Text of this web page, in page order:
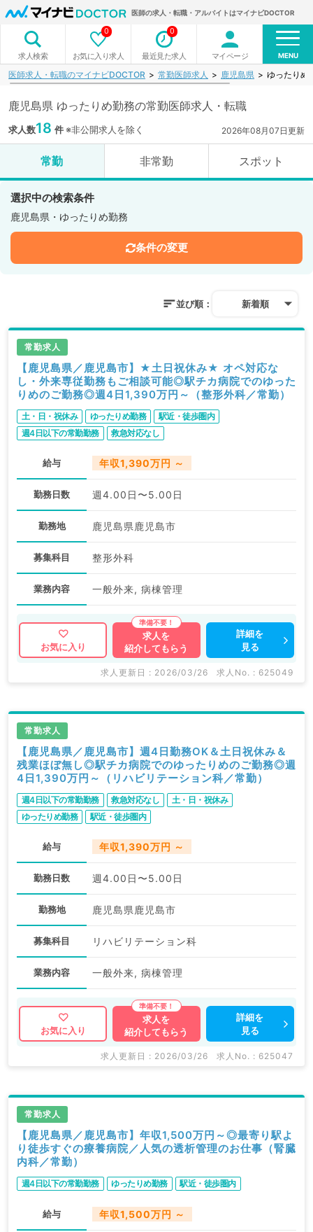
医師の求人・転職・アルバイトはマイナビDOCTOR
求人検索 お気に入り求人
0
最近見た求人
0
マイページ MENU
医師求人・転職のマイナビDOCTOR 常勤医師求人 鹿児島県 ゆったりめ
鹿児島県 ゆったりめ勤務の常勤医師求人・転職
求人数18 件※非公開求人を除く 2026年08月07日更新
常勤 非常勤 スポット
選択中の検索条件
鹿児島県・ゆったりめ勤務
条件の変更
並び順： 新着順
常勤求人
【鹿児島県／鹿児島市】★土日祝休み★ オペ対応な
し・外来専従勤務もご相談可能◎駅チカ病院でのゆった
りめのご勤務◎週4日1,390万円～（整形外科／常勤）
土・日・祝休み ゆったりめ勤務
駅近・徒歩圏内
週4日以下の常勤勤務
救急対応なし
給与 年収1,390万円 ～
勤務日数 週4.00日〜5.00日
勤務地 鹿児島県鹿児島市
募集科目 整形外科
業務内容 一般外来, 病棟管理
お気に入り
求人を
紹介してもらう
詳細を
見る
求人更新日 : 2026/03/26 求人No. : 625049
常勤求人
【鹿児島県／鹿児島市】週4日勤務OK＆土日祝休み＆
残業ほぼ無し◎駅チカ病院でのゆったりめのご勤務◎週
4日1,390万円～（リハビリテーション科／常勤）
週4日以下の常勤勤務 救急対応なし
土・日・祝休み
ゆったりめ勤務
駅近・徒歩圏内
給与 年収1,390万円 ～
勤務日数 週4.00日〜5.00日
勤務地 鹿児島県鹿児島市
募集科目 リハビリテーション科
業務内容 一般外来, 病棟管理
お気に入り
求人を
紹介してもらう
詳細を
見る
求人更新日 : 2026/03/26 求人No. : 625047
常勤求人
【鹿児島県／鹿児島市】年収1,500万円～◎最寄り駅よ
り徒歩すぐの療養病院／人気の透析管理のお仕事（腎臓
内科／常勤）
週4日以下の常勤勤務 ゆったりめ勤務 駅近・徒歩圏内
給与 年収1,500万円 ～